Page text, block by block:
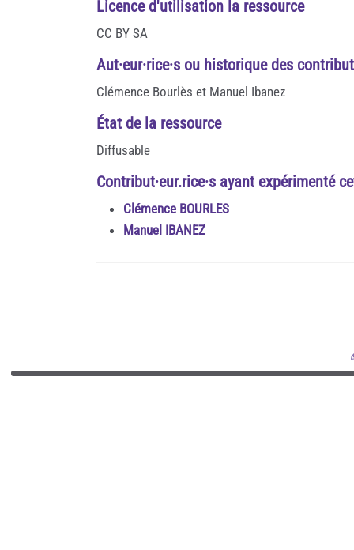
Licence d'utilisation la ressource
CC BY SA
Aut·eur·rice·s ou historique des
Clémence Bourlès et Manuel Ibanez
État de la ressource
Diffusable
Contribut·eur.rice·s ayant expérimenté
Clémence BOURLES
Manuel IBANEZ